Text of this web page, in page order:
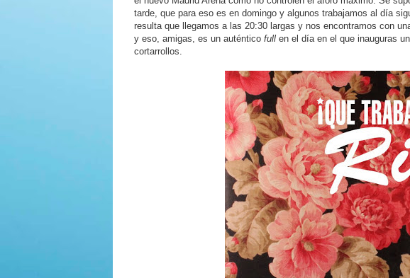
tarde, que para eso es en domingo y algunos trabajamos al día
resulta que llegamos a las 20:30 largas y nos encontramos con
y eso, amigas, es un auténtico full en el día en el que inauguras
cortarrollos.